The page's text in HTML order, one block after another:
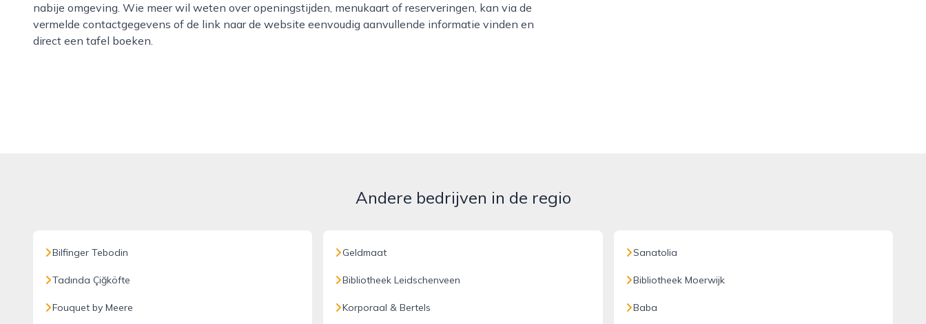
nabije omgeving. Wie meer wil weten over openingstijden, menukaart of reserveringen, kan via de
vermelde contactgegevens of de link naar de website eenvoudig aanvullende informatie vinden en
direct een tafel boeken.
Andere bedrijven in de regio
Bilfinger Tebodin
Tadında Çiğköfte
Fouquet by Meere
Geldmaat
Bibliotheek Leidschenveen
Korporaal & Bertels
Sanatolia
Bibliotheek Moerwijk
Baba